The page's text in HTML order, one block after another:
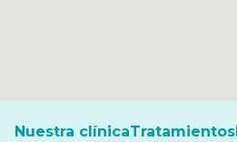
Nuestra clínicaTratamientos